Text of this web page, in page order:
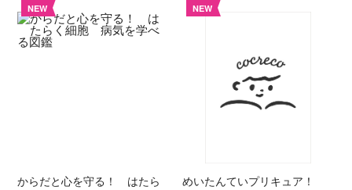
NEW
からだと心を守る！ はたら
NEW
めいたんていプリキュア！